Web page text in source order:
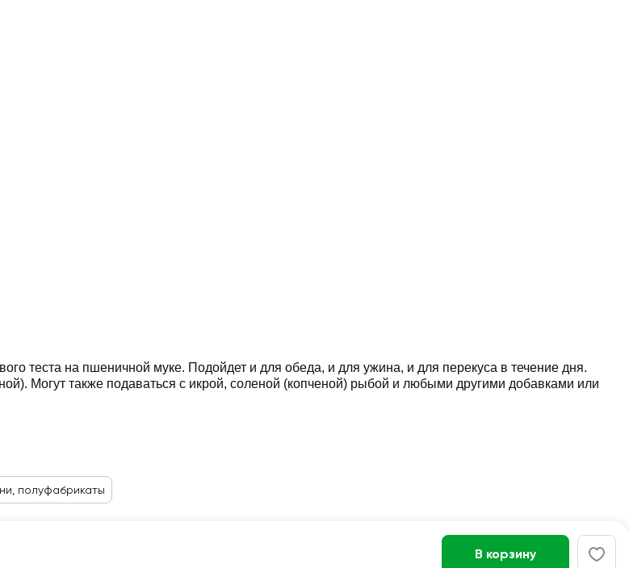
теста на пшеничной муке. Подойдет и для обеда, и для ужина, и для перекуса в течение дня.
Могут также подаваться с икрой, соленой (копченой) рыбой и любыми другими добавками или
полуфабрикаты
В корзину
Войти